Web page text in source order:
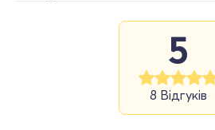
5
8 Відгуків